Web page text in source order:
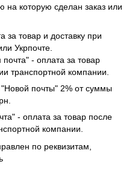
на которую сделан заказ или
товар и доставку при
Укрпочте.
- оплата за товар
транспортной компании.
почты" 2% от суммы
- оплата за товар после
компании.
по реквизитам,